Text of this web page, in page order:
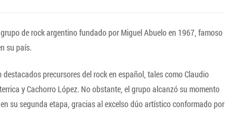
de rock argentino fundado por Miguel Abuelo en 1967, famoso
su país.
precursores del rock en español, tales como Claudio
y Cachorro López. No obstante, el grupo alcanzó su momento
su segunda etapa, gracias al excelso dúo artístico conformado por